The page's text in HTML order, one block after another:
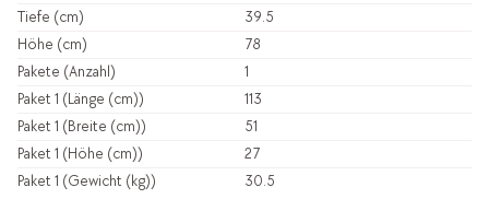
Tiefe (cm)
39.5
Höhe (cm)
78
Pakete (Anzahl)
1
Paket 1 (Länge (cm))
113
Paket 1 (Breite (cm))
51
Paket 1 (Höhe (cm))
27
Paket 1 (Gewicht (kg))
30.5